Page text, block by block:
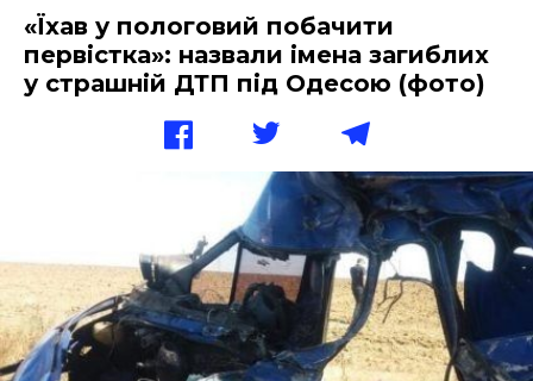
«Їхав у пологовий побачити
первістка»: назвали імена загиблих
у страшній ДТП під Одесою (фото)